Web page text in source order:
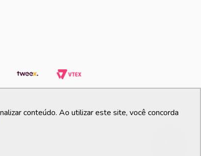
conteúdo. Ao utilizar este site, você concorda